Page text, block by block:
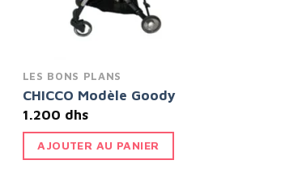
LES BONS PLANS
CHICCO Modèle Goody
1.200 dhs
AJOUTER AU PANIER